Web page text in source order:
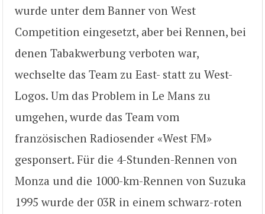
wurde unter dem Banner von West
Competition eingesetzt, aber bei Rennen, bei
denen Tabakwerbung verboten war,
wechselte das Team zu East- statt zu West-
Logos. Um das Problem in Le Mans zu
umgehen, wurde das Team vom
französischen Radiosender «West FM»
gesponsert. Für die 4-Stunden-Rennen von
Monza und die 1000-km-Rennen von Suzuka
1995 wurde der 03R in einem schwarz-roten